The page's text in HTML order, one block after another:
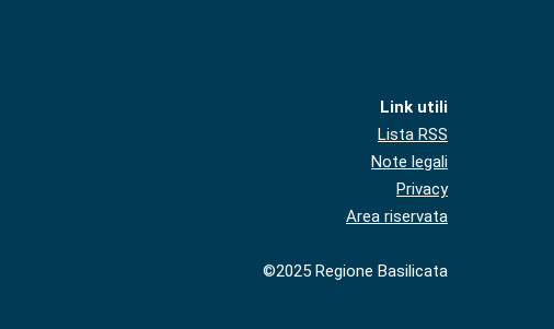
Link utili
Lista RSS
Note legali
Privacy
Area riservata
©2025 Regione Basilicata